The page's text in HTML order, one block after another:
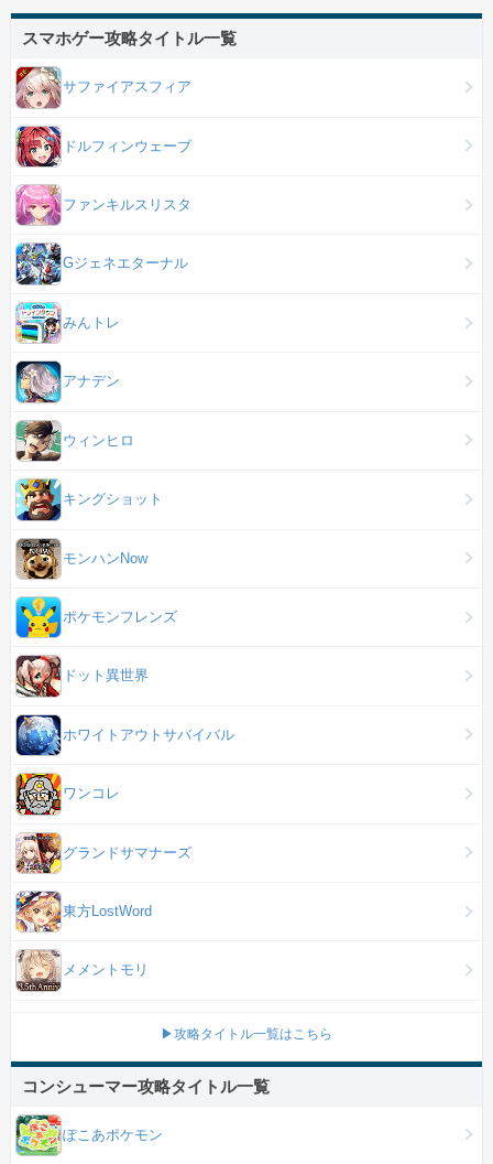
スマホゲー攻略タイトル一覧
サファイアスフィア
ドルフィンウェーブ
ファンキルスリスタ
Gジェネエターナル
みんトレ
アナデン
ウィンヒロ
キングショット
モンハンNow
ポケモンフレンズ
ドット異世界
ホワイトアウトサバイバル
ワンコレ
グランドサマナーズ
東方LostWord
メメントモリ
▶攻略タイトル一覧はこちら
コンシューマー攻略タイトル一覧
ぽこあポケモン